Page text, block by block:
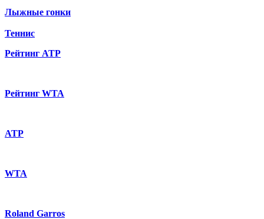
Лыжные гонки
Теннис
Рейтинг ATP
Рейтинг WTA
ATP
WTA
Roland Garros